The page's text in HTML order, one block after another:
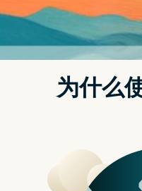
que bao chu ru an
mei yi bu 。
寻求更多支持
300+多家公